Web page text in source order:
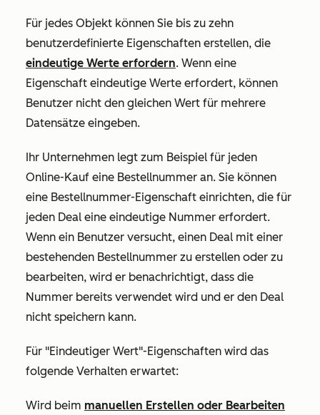
Für jedes Objekt können Sie bis zu zehn
benutzerdefinierte Eigenschaften erstellen, die
eindeutige Werte erfordern. Wenn eine
Eigenschaft eindeutige Werte erfordert, können
Benutzer nicht den gleichen Wert für mehrere
Datensätze eingeben.
Ihr Unternehmen legt zum Beispiel für jeden
Online-Kauf eine Bestellnummer an. Sie können
eine Bestellnummer-Eigenschaft einrichten, die für
jeden Deal eine eindeutige Nummer erfordert.
Wenn ein Benutzer versucht, einen Deal mit einer
bestehenden Bestellnummer zu erstellen oder zu
bearbeiten, wird er benachrichtigt, dass die
Nummer bereits verwendet wird und er den Deal
nicht speichern kann.
Für "Eindeutiger Wert"-Eigenschaften wird das
folgende Verhalten erwartet:
Wird beim manuellen Erstellen oder Bearbeiten